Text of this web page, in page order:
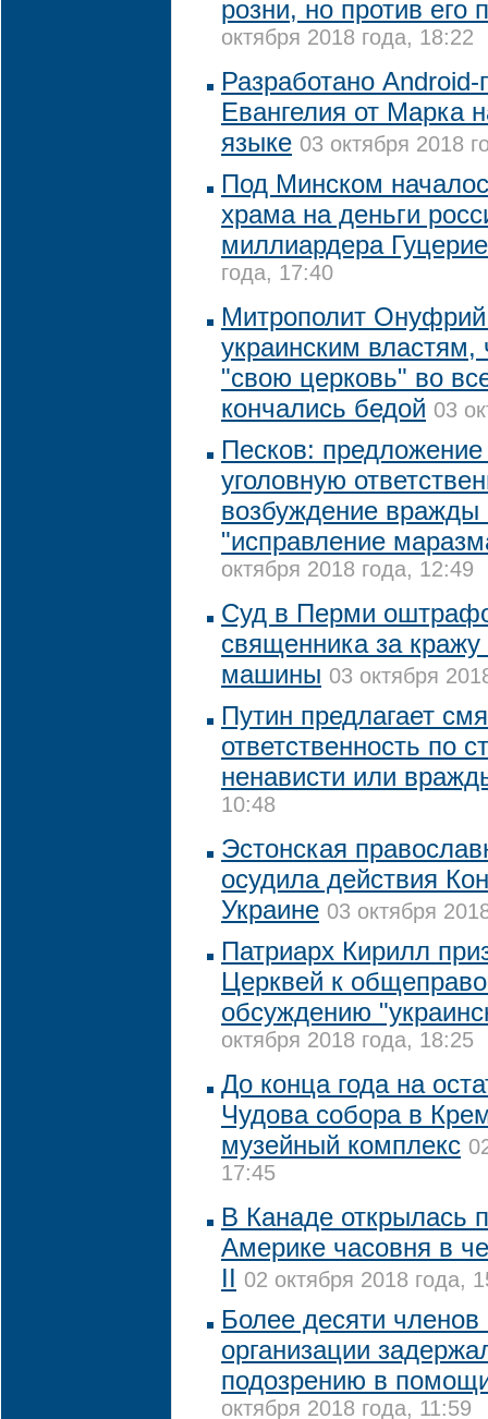
розни, но против его
октября 2018 года, 18:22
Разработано
Евангелия от Марка
языке 03 октября 2018
Под Минском
храма на деньги
миллиардера
года, 17:40
Митрополит
украинским властям,
"свою церковь" во
кончались бедой 03
Песков: предложение
уголовную
возбуждение вражды
"исправление
октября 2018 года, 12:49
Суд в Перми
священника за кражу
машины 03 октября
Путин предлагает
ответственность по
ненависти или
10:48
Эстонская
осудила действия
Украине 03 октября
Патриарх Кирилл
Церквей к
обсуждению
октября 2018 года, 18:25
До конца года на
Чудова собора в
музейный комплекс
17:45
В Канаде открылась
Америке часовня в
II 02 октября 2018 года,
Более десяти
организации
подозрению в
октября 2018 года, 11:59